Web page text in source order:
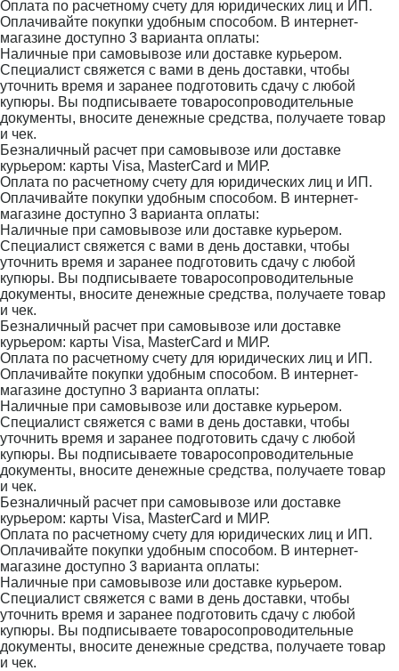
Оплата по расчетному счету для юридических лиц и ИП.
Оплачивайте покупки удобным способом. В интернет-
магазине доступно 3 варианта оплаты:
Наличные при самовывозе или доставке курьером.
Специалист свяжется с вами в день доставки, чтобы
уточнить время и заранее подготовить сдачу с любой
купюры. Вы подписываете товаросопроводительные
документы, вносите денежные средства, получаете товар
и чек.
Безналичный расчет при самовывозе или доставке
курьером: карты Visa, MasterCard и МИР.
Оплата по расчетному счету для юридических лиц и ИП.
Оплачивайте покупки удобным способом. В интернет-
магазине доступно 3 варианта оплаты:
Наличные при самовывозе или доставке курьером.
Специалист свяжется с вами в день доставки, чтобы
уточнить время и заранее подготовить сдачу с любой
купюры. Вы подписываете товаросопроводительные
документы, вносите денежные средства, получаете товар
и чек.
Безналичный расчет при самовывозе или доставке
курьером: карты Visa, MasterCard и МИР.
Оплата по расчетному счету для юридических лиц и ИП.
Оплачивайте покупки удобным способом. В интернет-
магазине доступно 3 варианта оплаты:
Наличные при самовывозе или доставке курьером.
Специалист свяжется с вами в день доставки, чтобы
уточнить время и заранее подготовить сдачу с любой
купюры. Вы подписываете товаросопроводительные
документы, вносите денежные средства, получаете товар
и чек.
Безналичный расчет при самовывозе или доставке
курьером: карты Visa, MasterCard и МИР.
Оплата по расчетному счету для юридических лиц и ИП.
Оплачивайте покупки удобным способом. В интернет-
магазине доступно 3 варианта оплаты:
Наличные при самовывозе или доставке курьером.
Специалист свяжется с вами в день доставки, чтобы
уточнить время и заранее подготовить сдачу с любой
купюры. Вы подписываете товаросопроводительные
документы, вносите денежные средства, получаете товар
и чек.